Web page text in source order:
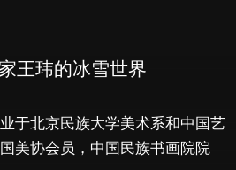
王玮的冰雪世界
于北京民族大学美术系和中国艺
美协会员，中国民族书画院院